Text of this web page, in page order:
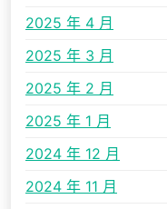
2025 年 4 月
2025 年 3 月
2025 年 2 月
2025 年 1 月
2024 年 12 月
2024 年 11 月